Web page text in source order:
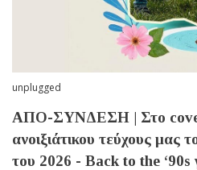
unplugged
ΑΠΟ-ΣΥΝΔΕΣΗ | Στο
ανοιξιάτικου τεύχους
του 2026 - Back to the ‘90s